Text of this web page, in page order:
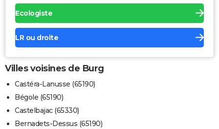
Ecologiste
LR ou droite
Villes voisines de Burg
Castéra-Lanusse (65190)
Bégole (65190)
Castelbajac (65330)
Bernadets-Dessus (65190)